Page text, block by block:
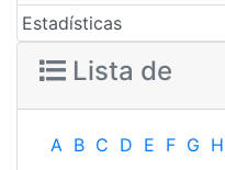
Estadísticas
Lista de
A B C D E F G H